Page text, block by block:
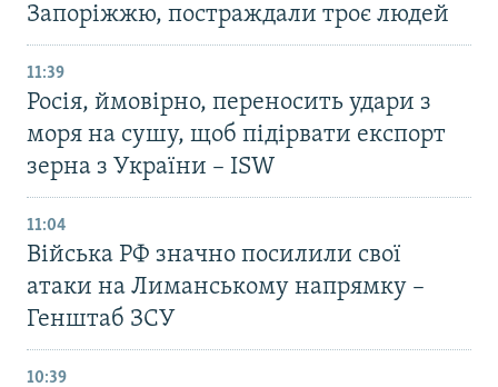
Запоріжжю, постраждали троє людей
11:39
Росія, ймовірно, переносить удари з
моря на сушу, щоб підірвати експорт
зерна з України – ISW
11:04
Війська РФ значно посилили свої
атаки на Лиманському напрямку –
Генштаб ЗСУ
10:39